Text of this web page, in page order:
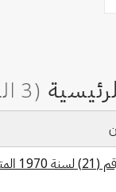
المدرجة حتى القانون رقم (9) لسنة 2010)